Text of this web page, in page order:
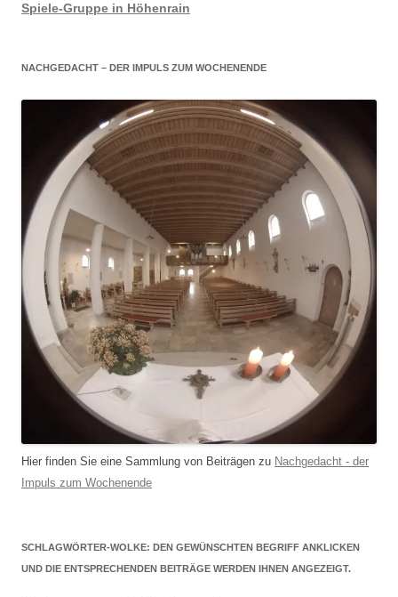
Spiele-Gruppe in Höhenrain
NACHGEDACHT – DER IMPULS ZUM WOCHENENDE
Hier finden Sie eine Sammlung von Beiträgen zu Nachgedacht - der
Impuls zum Wochenende
SCHLAGWÖRTER-WOLKE: DEN GEWÜNSCHTEN BEGRIFF ANKLICKEN
UND DIE ENTSPRECHENDEN BEITRÄGE WERDEN IHNEN ANGEZEIGT.